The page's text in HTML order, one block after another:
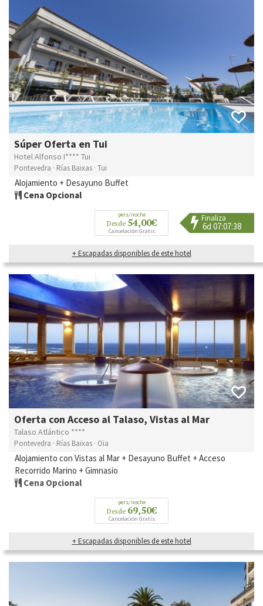
Súper Oferta en Tui
Hotel Alfonso I**** Tui
Pontevedra · Rías Baixas · Tui
Alojamiento + Desayuno Buffet
Cena Opcional
pers/noche
Desde 54,00€
Cancelación Gratis
Finaliza
6d 07:07:36
+ Escapadas disponibles de este hotel
Oferta con Acceso al Talaso, Vistas al Mar
Talaso Atlántico ****
Pontevedra · Rías Baixas · Oia
Alojamiento con Vistas al Mar + Desayuno Buffet + Acceso
Recorrido Marino + Gimnasio
Cena Opcional
pers/noche
Desde 69,50€
Cancelación Gratis
+ Escapadas disponibles de este hotel